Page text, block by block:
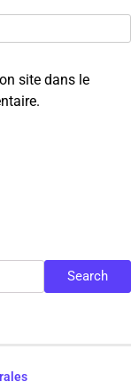
site dans le
Search